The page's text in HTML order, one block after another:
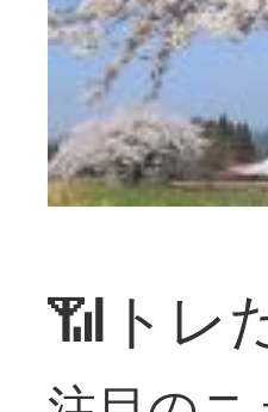
📶トレ